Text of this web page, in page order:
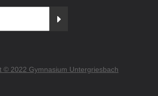
© 2022 Gymnasium Untergriesbach